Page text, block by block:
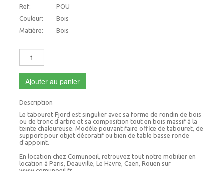
Ref:
POU
Couleur:
Bois
Matière:
Bois
Ajouter au panier
Description
Le tabouret Fjord est singulier avec sa forme de rondin de bois
ou de tronc d'arbre et sa composition tout en bois massif à la
teinte chaleureuse. Modèle pouvant faire office de tabouret, de
support pour objet décoratif ou bien de table basse ronde
d'appoint.
En location chez Comunoeil, retrouvez tout notre mobilier en
location à Paris, Deauville, Le Havre, Caen, Rouen sur